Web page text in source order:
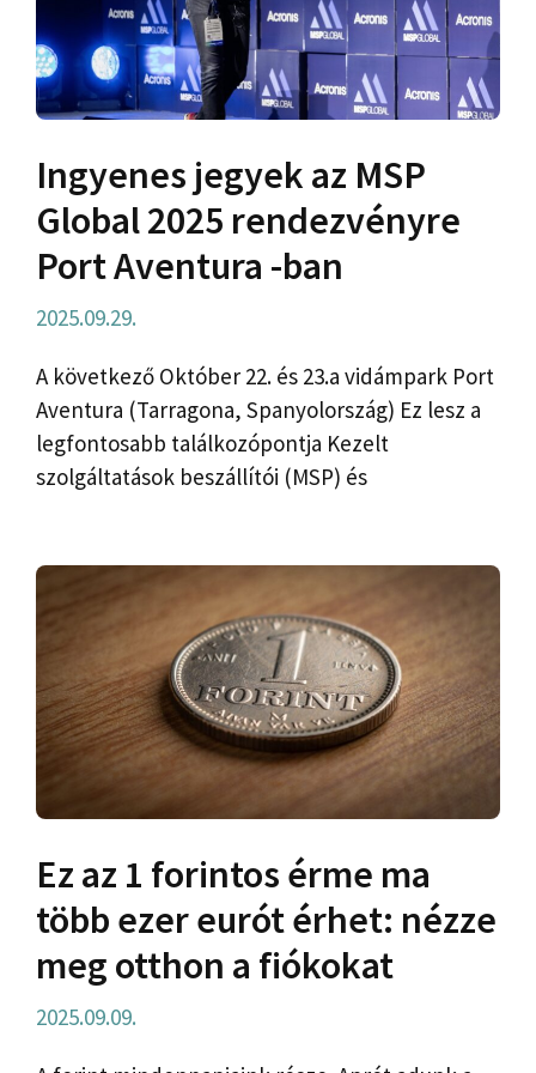
Ingyenes jegyek az MSP
Global 2025 rendezvényre
Port Aventura -ban
2025.09.29.
A következő Október 22. és 23.a vidámpark Port
Aventura (Tarragona, Spanyolország) Ez lesz a
legfontosabb találkozópontja Kezelt
szolgáltatások beszállítói (MSP) és
Ez az 1 forintos érme ma
több ezer eurót érhet: nézze
meg otthon a fiókokat
2025.09.09.